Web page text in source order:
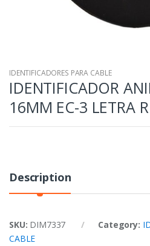
IDENTIFICADORES PARA CABLE
IDENTIFICADOR
16MM EC-3 LETRA R
Description
SKU: DIM7337 Category:
CABLE